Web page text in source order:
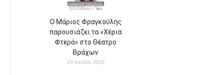
Ο Μάριος Φραγκούλης
παρουσιάζει τα «Χέρια
Φτερά» στο Θέατρο
Βράχων
29 Ιουλίου 2026